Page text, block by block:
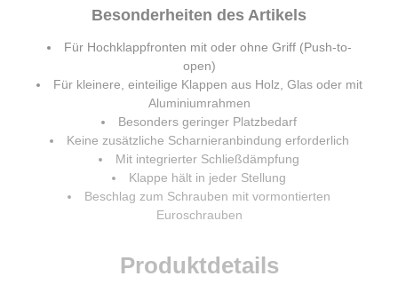
Besonderheiten des Artikels
Für Hochklappfronten mit oder ohne Griff (Push-to-
open)
Für kleinere, einteilige Klappen aus Holz, Glas oder mit
Aluminiumrahmen
Besonders geringer Platzbedarf
Keine zusätzliche Scharnieranbindung erforderlich
Mit integrierter Schließdämpfung
Klappe hält in jeder Stellung
Beschlag zum Schrauben mit vormontierten
Euroschrauben
Produktdetails